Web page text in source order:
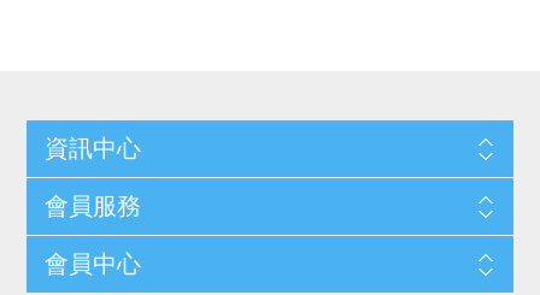
資訊中心
會員服務
會員中心